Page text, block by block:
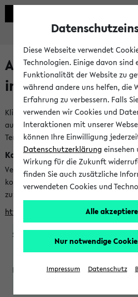
Alle veröffentlichten
im eKVV
Klicken Sie auf das Semester, welches
auswählen möchten. Bitte beachten
Termine imKalender der Lehrplanung
Kalenderintegration
Verwenden Sie die folgende Adresse,
kompatiblen Kalenderanwendung auf
zuzugreifen (nähere Informationen
https://ekvv.uni-bielefeld.de/ws/
WiSe 2026/2027
Diese Webseite verwendet
Technologien. Einige davon sind
Funktionalität der Website zu
während andere uns helfen, die
Erfahrung zu verbessern. Falls
verwenden wir Cookies und
Interaktionen mit unserer
können Ihre Einwilligung
Datenschutzerklärung
Wirkung für die Zukunft
finden Sie auch zusätzliche
verwendeten Cookies und
Alle
Nur notwendige
Impressum Datenschutz